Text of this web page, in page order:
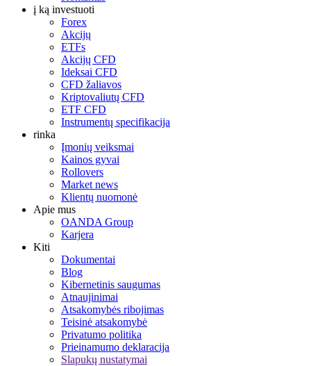
į ką investuoti
Forex
Akcijų
ETFs
Akcijų CFD
Ideksai CFD
CFD žaliavos
Kriptovaliutų CFD
ETF CFD
Instrumentų specifikacija
rinka
Įmonių veiksmai
Kainos gyvai
Rollovers
Market news
Klientų nuomonė
Apie mus
OANDA Group
Karjera
Kiti
Dokumentai
Blog
Kibernetinis saugumas
Atnaujinimai
Atsakomybės ribojimas
Teisinė atsakomybė
Privatumo politika
Prieinamumo deklaracija
Slapukų nustatymai